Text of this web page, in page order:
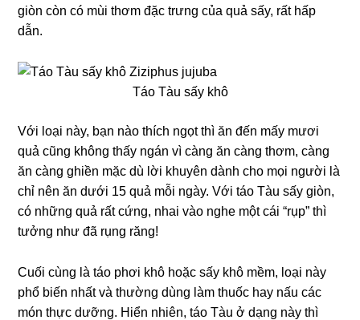
giòn còn có mùi thơm đặc trưng của quả sấy, rất hấp
dẫn.
Táo Tàu sấy khô
Với loại này, bạn nào thích ngọt thì ăn đến mấy mươi
quả cũng không thấy ngán vì càng ăn càng thơm, càng
ăn càng ghiền mặc dù lời khuyên dành cho mọi người là
chỉ nên ăn dưới 15 quả mỗi ngày. Với táo Tàu sấy giòn,
có những quả rất cứng, nhai vào nghe một cái “rụp” thì
tưởng như đã rụng răng!
Cuối cùng là táo phơi khô hoặc sấy khô mềm, loại này
phổ biến nhất và thường dùng làm thuốc hay nấu các
món thực dưỡng. Hiển nhiên, táo Tàu ở dạng này thì